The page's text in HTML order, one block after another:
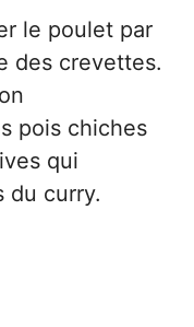
le poulet par
des crevettes.
pois chiches
qui
du curry.